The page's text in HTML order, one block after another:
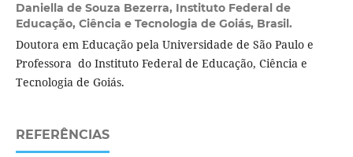
Daniella de Souza Bezerra, Instituto Federal de
Educação, Ciência e Tecnologia de Goiás, Brasil.
Doutora em Educação pela Universidade de São Paulo e
Professora do Instituto Federal de Educação, Ciência e
Tecnologia de Goiás.
REFERÊNCIAS